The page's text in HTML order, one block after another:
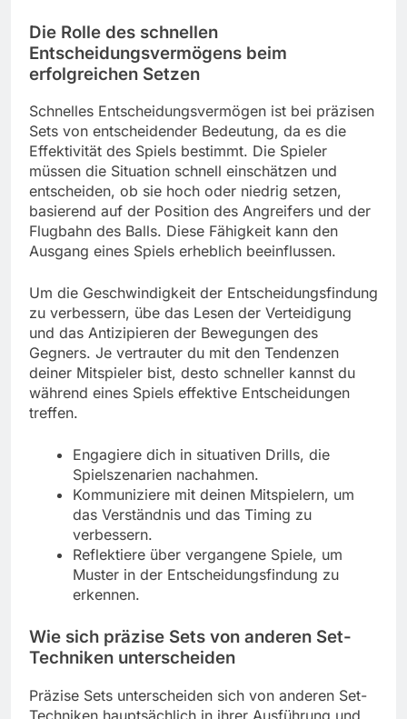
Die Rolle des schnellen
Entscheidungsvermögens beim
erfolgreichen Setzen
Schnelles Entscheidungsvermögen ist bei präzisen
Sets von entscheidender Bedeutung, da es die
Effektivität des Spiels bestimmt. Die Spieler
müssen die Situation schnell einschätzen und
entscheiden, ob sie hoch oder niedrig setzen,
basierend auf der Position des Angreifers und der
Flugbahn des Balls. Diese Fähigkeit kann den
Ausgang eines Spiels erheblich beeinflussen.
Um die Geschwindigkeit der Entscheidungsfindung
zu verbessern, übe das Lesen der Verteidigung
und das Antizipieren der Bewegungen des
Gegners. Je vertrauter du mit den Tendenzen
deiner Mitspieler bist, desto schneller kannst du
während eines Spiels effektive Entscheidungen
treffen.
Engagiere dich in situativen Drills, die
Spielszenarien nachahmen.
Kommuniziere mit deinen Mitspielern, um
das Verständnis und das Timing zu
verbessern.
Reflektiere über vergangene Spiele, um
Muster in der Entscheidungsfindung zu
erkennen.
Wie sich präzise Sets von anderen Set-
Techniken unterscheiden
Präzise Sets unterscheiden sich von anderen Set-